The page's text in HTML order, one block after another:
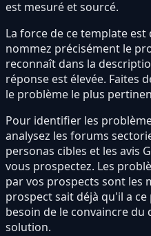
est mesuré et sourcé.
La force de ce template est
nommez précisément le
reconnaît dans la
réponse est élevée. Faites
le problème le plus
Pour identifier les
analysez les forums
personas cibles et les avis
vous prospectez. Les
par vos prospects sont les
prospect sait déjà qu'il a
besoin de le convaincre du
solution.